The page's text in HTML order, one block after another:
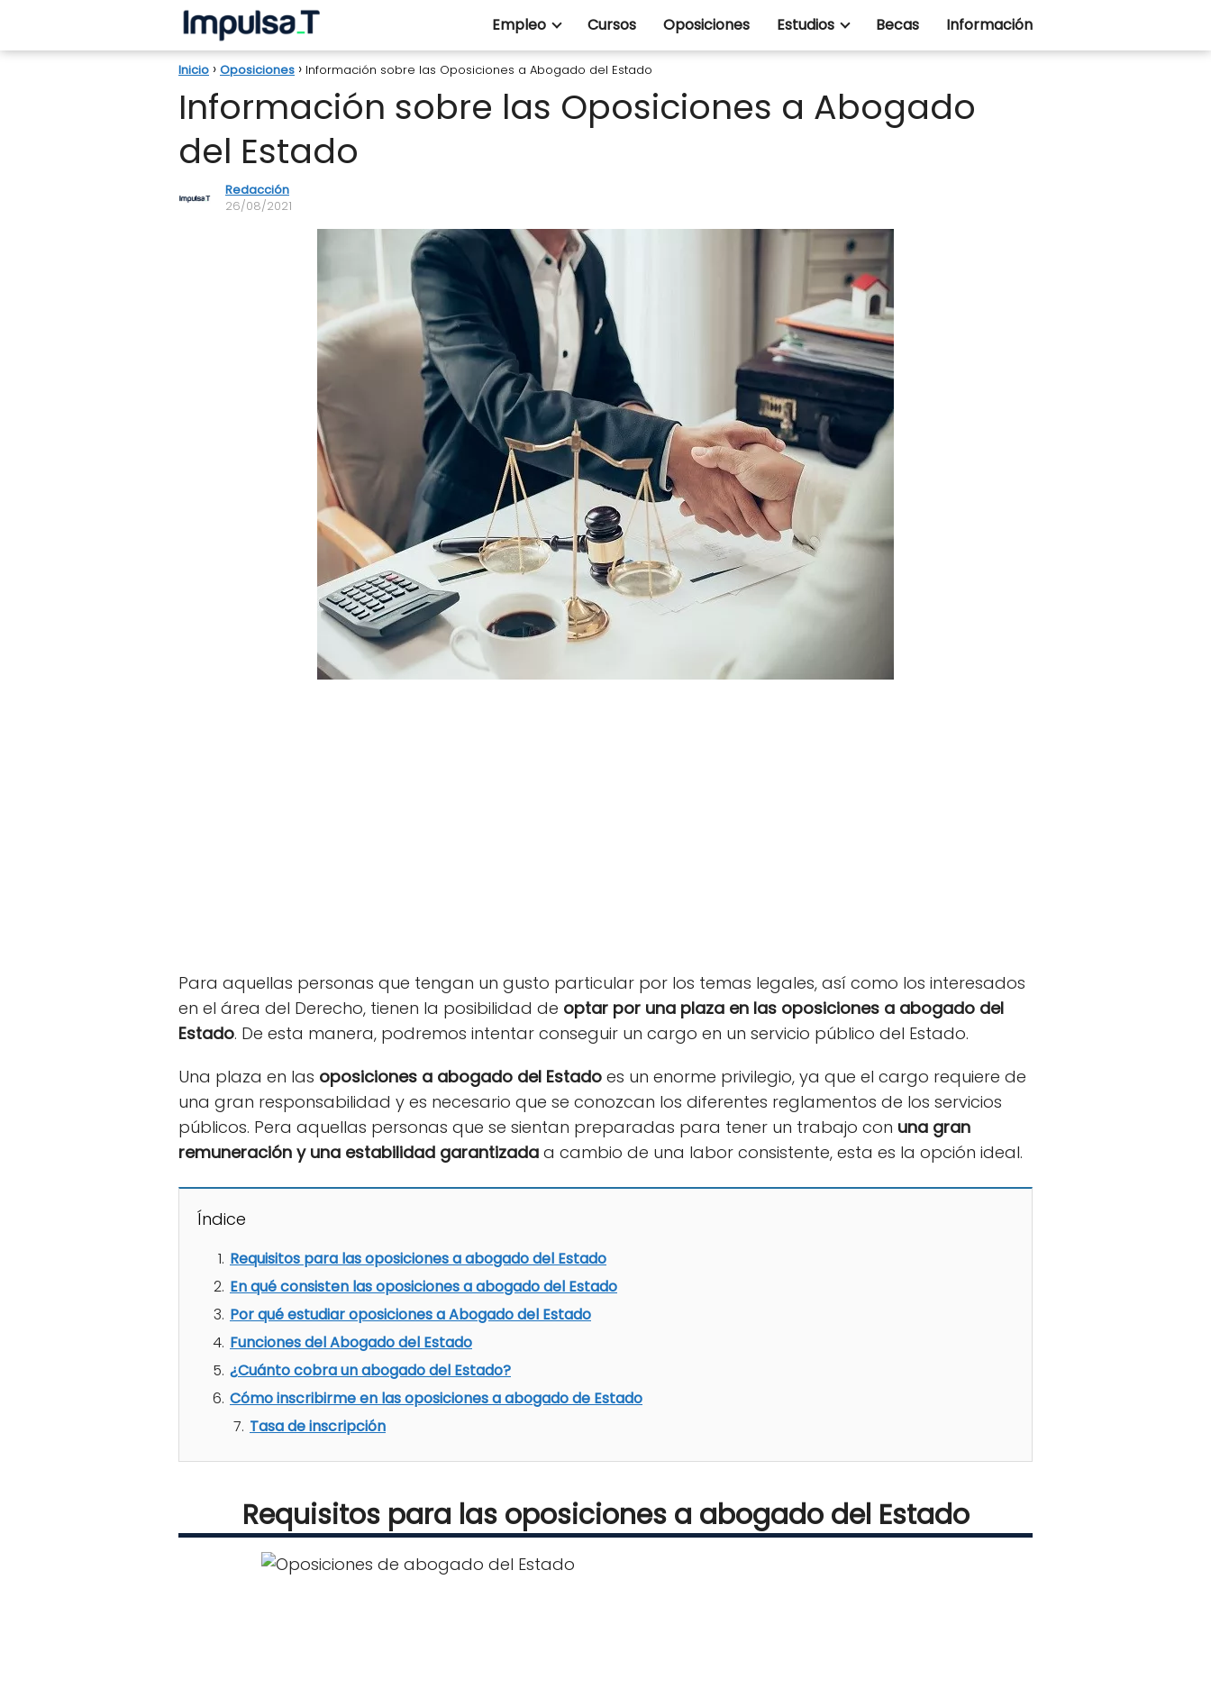
Empleo Cursos Oposiciones Estudios Becas Información
Inicio Oposiciones Información sobre las Oposiciones a Abogado del Estado
Información sobre las Oposiciones a Abogado
del Estado
Redacción
26/08/2021
Para aquellas personas que tengan un gusto particular por los temas legales, así como los interesados
en el área del Derecho, tienen la posibilidad de optar por una plaza en las oposiciones a abogado del
Estado. De esta manera, podremos intentar conseguir un cargo en un servicio público del Estado.
Una plaza en las oposiciones a abogado del Estado es un enorme privilegio, ya que el cargo requiere de
una gran responsabilidad y es necesario que se conozcan los diferentes reglamentos de los servicios
públicos. Pera aquellas personas que se sientan preparadas para tener un trabajo con una gran
remuneración y una estabilidad garantizada a cambio de una labor consistente, esta es la opción ideal.
Índice
Requisitos para las oposiciones a abogado del Estado
En qué consisten las oposiciones a abogado del Estado
Por qué estudiar oposiciones a Abogado del Estado
Funciones del Abogado del Estado
¿Cuánto cobra un abogado del Estado?
Cómo inscribirme en las oposiciones a abogado de Estado
Tasa de inscripción
Requisitos para las oposiciones a abogado del Estado